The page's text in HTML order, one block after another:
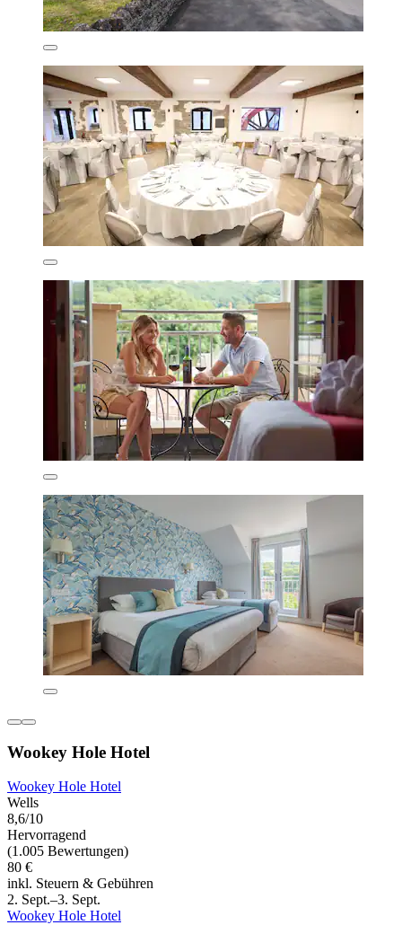
Wookey Hole Hotel
Wookey Hole Hotel
Wells
8,6/10
Hervorragend
(1.005 Bewertungen)
80 €
inkl. Steuern & Gebühren
2. Sept.–3. Sept.
Wookey Hole Hotel